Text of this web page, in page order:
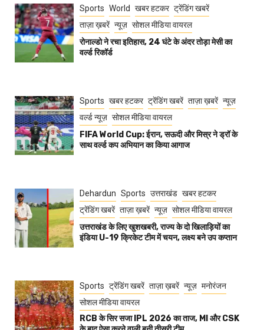
Sports World खबर हटकर ट्रेंडिंग खबरें
ताज़ा ख़बरें न्यूज़ सोशल मीडिया वायरल
रोनाल्डो ने रचा इतिहास, 24 घंटे के अंदर तोड़ा मेसी का
वर्ल्ड रिकॉर्ड
Sports खबर हटकर ट्रेंडिंग खबरें ताज़ा ख़बरें न्यूज़
वर्ल्ड न्यूज़ सोशल मीडिया वायरल
FIFA World Cup: ईरान, सऊदी और मिस्र ने ड्रॉ के
साथ वर्ल्ड कप अभियान का किया आगाज
Dehardun Sports उत्तराखंड खबर हटकर
ट्रेंडिंग खबरें ताज़ा ख़बरें न्यूज़ सोशल मीडिया वायरल
उत्तराखंड के लिए खुशखबरी, राज्य के दो खिलाड़ियों का
इंडिया U-19 क्रिकेट टीम में चयन, लक्ष्य बने उप कप्तान
Sports ट्रेंडिंग खबरें ताज़ा ख़बरें न्यूज़ मनोरंजन
सोशल मीडिया वायरल
RCB के सिर सजा IPL 2026 का ताज, MI और CSK